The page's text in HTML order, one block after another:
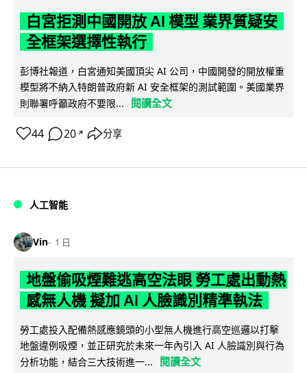
白宮拒測中國開放 AI 模型 業界質疑安
全框架選擇性執行
彭博社報道，白宮通知美國頂尖 AI 公司，中國開發的開放權重
模型將不納入特朗普政府新 AI 安全框架的測試範圍。美國業界
則聯署呼籲政府不要限...
閱讀全文
44 20 ↗ 分享
人工智能
Vin 1 日
地盤偷吸煙難逃高空法眼 勞工處出動熱
感無人機 擬加 AI 人臉識別精準執法
勞工處投入配備熱感應鏡頭的小型無人機進行高空巡邏以打擊
地盤違例吸煙，並正研究於未來一年內引入 AI 人臉識別與行為
分析功能，結合三大技術進一...
閱讀全文